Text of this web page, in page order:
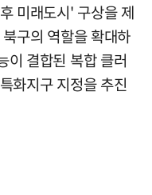
미래도시' 구상을 제
구의 역할을 확대하
이 결합된 복합 클러
화지구 지정을 추진